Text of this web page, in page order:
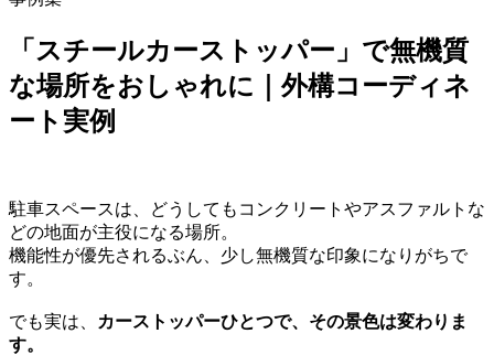
「スチールカーストッパー」で無機質
な場所をおしゃれに｜外構コーディネ
ート実例
駐車スペースは、どうしてもコンクリートやアスファルトな
どの地面が主役になる場所。
機能性が優先されるぶん、少し無機質な印象になりがちで
す。
でも実は、
カーストッパーひとつで、その景色は変わりま
す。